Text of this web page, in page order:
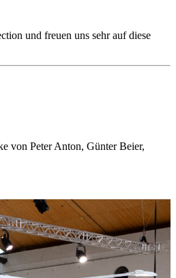
und freuen uns sehr auf diese
von Peter Anton, Günter Beier,